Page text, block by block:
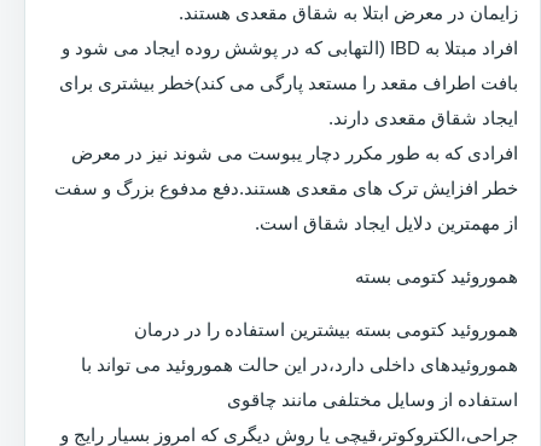
زایمان در معرض ابتلا به شقاق مقعدی هستند.
افراد مبتلا به IBD (التهابی که در پوشش روده ایجاد می شود و
بافت اطراف مقعد را مستعد پارگی می کند)خطر بیشتری برای
ایجاد شقاق مقعدی دارند.
افرادی که به طور مکرر دچار یبوست می شوند نیز در معرض
خطر افزایش ترک های مقعدی هستند.دفع مدفوع بزرگ و سفت
از مهمترین دلایل ایجاد شقاق است.
هموروئید کتومی بسته
هموروئید کتومی بسته بیشترین استفاده را در درمان
هموروئیدهای داخلی دارد،در این حالت هموروئید می تواند با
استفاده از وسایل مختلفی مانند چاقوی
جراحی،الکتروکوتر،قیچی یا روش دیگری که امروز بسیار رایج و